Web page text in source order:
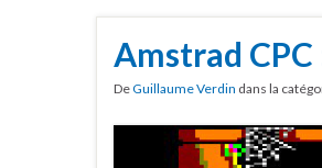
Amstrad
DeGuillaume Verdin dans la